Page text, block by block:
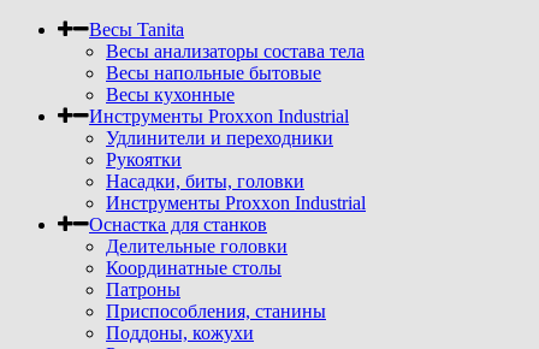
Весы Tanita
Весы анализаторы состава тела
Весы напольные бытовые
Весы кухонные
Инструменты Proxxon Industrial
Удлинители и переходники
Рукоятки
Насадки, биты, головки
Инструменты Proxxon Industrial
Оснастка для станков
Делительные головки
Координатные столы
Патроны
Приспособления, станины
Поддоны, кожухи